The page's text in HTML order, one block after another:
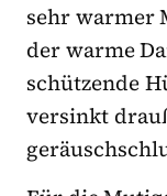
sehr warmer
der warme
schützende
versinkt